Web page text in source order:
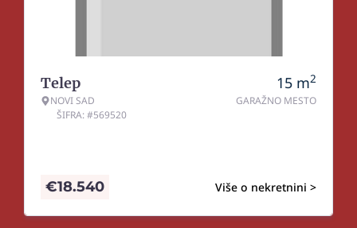
Telep
NOVI SAD
ŠIFRA: #569520
15 m2
GARAŽNO MESTO
Više o nekretnini >
€18.540